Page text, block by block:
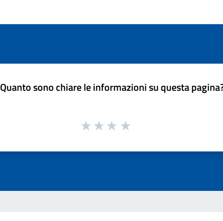
Quanto sono chiare le informazioni su questa